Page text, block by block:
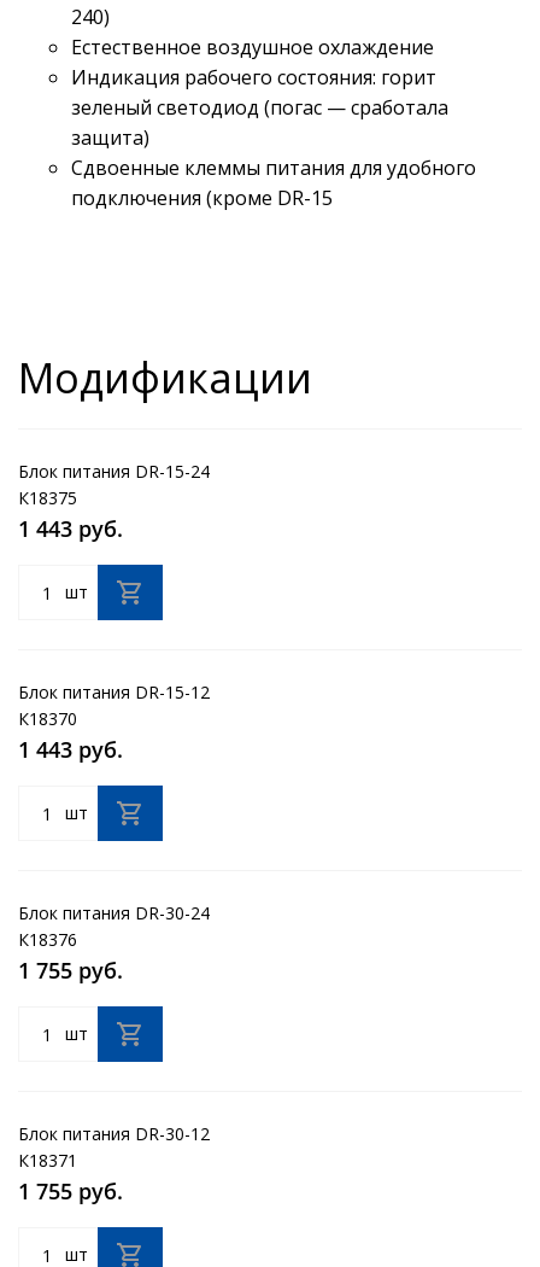
240)
Естественное воздушное охлаждение
Индикация рабочего состояния: горит
зеленый светодиод (погас — сработала
защита)
Сдвоенные клеммы питания для удобного
подключения (кроме DR-15
Модификации
Блок питания DR-15-24
К18375
1 443 руб.
шт
Блок питания DR-15-12
К18370
1 443 руб.
шт
Блок питания DR-30-24
К18376
1 755 руб.
шт
Блок питания DR-30-12
К18371
1 755 руб.
шт